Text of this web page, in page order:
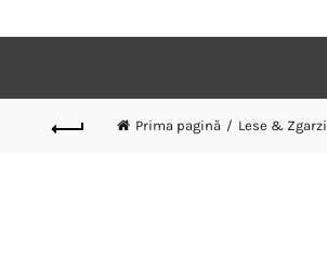
Prima pagină Lese & Zgarzi